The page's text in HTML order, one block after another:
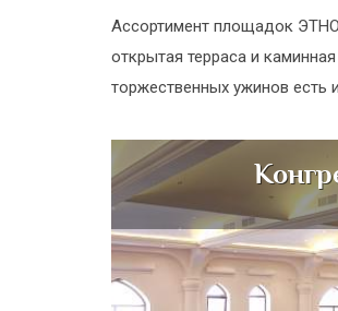
Ассортимент площадок
открытая терраса и
торжественных ужинов есть